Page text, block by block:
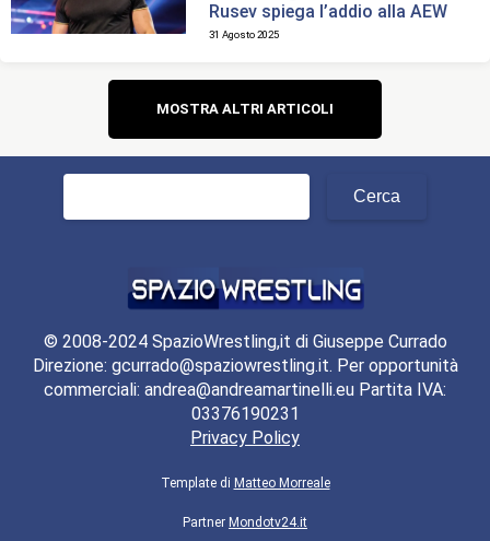
Rusev spiega l’addio alla AEW
31 Agosto 2025
Navigazione
articoli
MOSTRA ALTRI ARTICOLI
Ricerca
© 2008-2024 SpazioWrestling,it di Giuseppe Currado
Direzione: gcurrado@spaziowrestling.it. Per opportunità
commerciali: andrea@andreamartinelli.eu Partita IVA:
03376190231
Privacy Policy
Template di Matteo Morreale
Partner Mondotv24.it